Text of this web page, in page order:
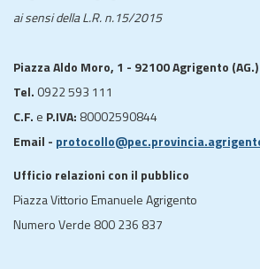
ai sensi della L.R. n.15/2015
Piazza Aldo Moro, 1 - 92100 Agrigento (AG.)
Tel. 0922 593 111
C.F. e P.IVA: 80002590844
Email -
Ufficio relazioni con il pubblico
Piazza Vittorio Emanuele Agrigento
Numero Verde 800 236 837